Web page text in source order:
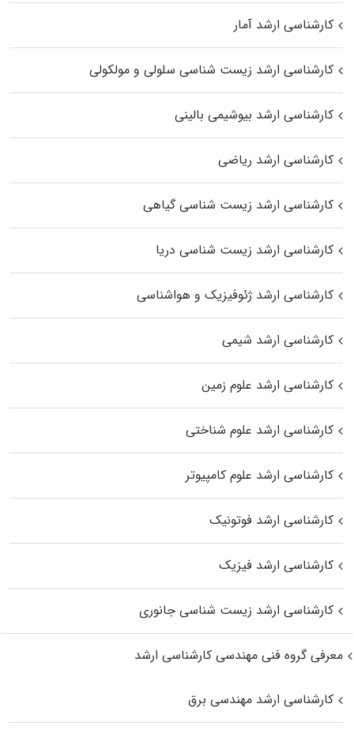
کارشناسی ارشد آمار
کارشناسی ارشد زیست شناسی سلولی و مولکولی
کارشناسی ارشد بیوشیمی بالینی
کارشناسی ارشد ریاضی
کارشناسی ارشد زیست‌ شناسی گیاهی
کارشناسی ارشد زیست‌ شناسی دریا
کارشناسی ارشد ژئوفیزیک و هواشناسی
کارشناسی ارشد شیمی
کارشناسی ارشد علوم زمین
کارشناسی ارشد علوم شناختی
کارشناسی ارشد علوم کامپیوتر
کارشناسی ارشد فوتونیک
کارشناسی ارشد فیزیک
کارشناسی ارشد زیست‌ شناسی جانوری
معرفی گروه فنی مهندسی کارشناسی ارشد
کارشناسی ارشد مهندسی برق